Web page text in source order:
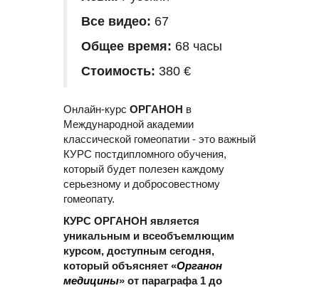
Все видео: 67
Общее время: 68 часы
Стоимость: 380 €
Онлайн-курс ОРГАНОН в
Международной академии
классической гомеопатии - это важный
КУРС постдипломного обучения,
который будет полезен каждому
серьезному и добросовестному
гомеопату.
КУРС ОРГАНОН является
уникальным и всеобъемлющим
курсом, доступным сегодня,
который объясняет «Органон
медицины» от параграфа 1 до